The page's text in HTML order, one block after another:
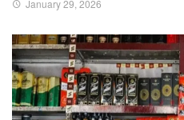
January 29, 2026